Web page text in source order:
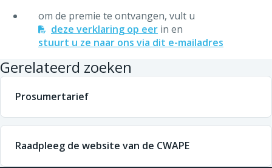
om de premie te ontvangen, vult u
deze verklaring op eer in en
stuurt u ze naar ons via dit e-mailadres
Gerelateerd zoeken
Prosumertarief
Raadpleeg de website van de CWAPE